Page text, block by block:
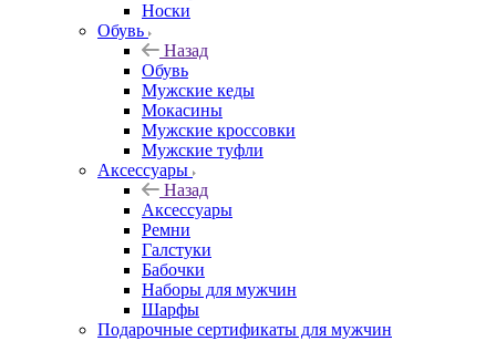
Носки
Обувь
Назад
Обувь
Мужские кеды
Мокасины
Мужские кроссовки
Мужские туфли
Аксессуары
Назад
Аксессуары
Ремни
Галстуки
Бабочки
Наборы для мужчин
Шарфы
Подарочные сертификаты для мужчин